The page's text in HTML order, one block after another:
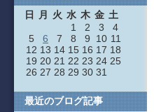
日
月 火 水 木 金 土
1
2 3
4
5
6 7 8 9 10 11
12 13 14 15 16 17 18
19 20 21 22 23 24 25
26 27 28 29 30 31
最近のブログ記事